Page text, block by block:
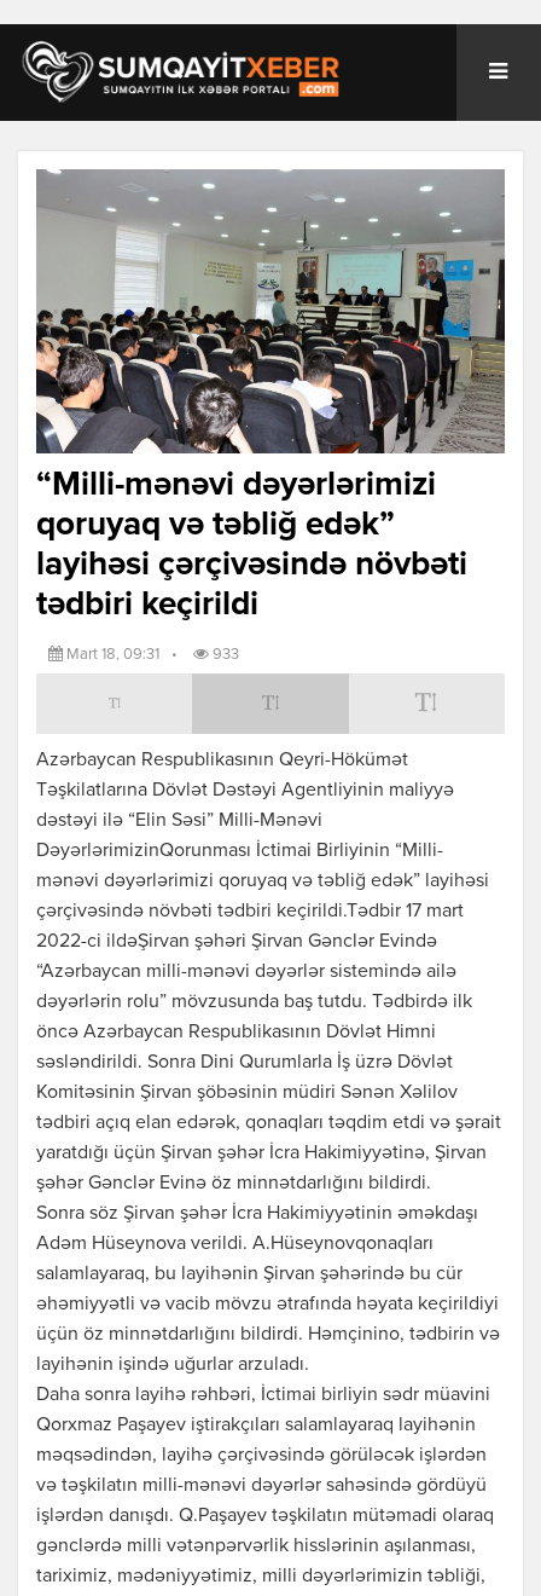
“Milli-mənəvi dəyərlərimizi
qoruyaq və təbliğ edək”
layihəsi çərçivəsində növbəti
tədbiri keçirildi
Mart 18, 09:31 • 933
Azərbaycan Respublikasının Qeyri-Hökümət
Təşkilatlarına Dövlət Dəstəyi Agentliyinin maliyyə
dəstəyi ilə “Elin Səsi” Milli-Mənəvi
DəyərlərimizinQorunması İctimai Birliyinin “Milli-
mənəvi dəyərlərimizi qoruyaq və təbliğ edək” layihəsi
çərçivəsində növbəti tədbiri keçirildi.Tədbir 17 mart
2022-ci ildəŞirvan şəhəri Şirvan Gənclər Evində
“Azərbaycan milli-mənəvi dəyərlər sistemində ailə
dəyərlərin rolu” mövzusunda baş tutdu. Tədbirdə ilk
öncə Azərbaycan Respublikasının Dövlət Himni
səsləndirildi. Sonra Dini Qurumlarla İş üzrə Dövlət
Komitəsinin Şirvan şöbəsinin müdiri Sənən Xəlilov
tədbiri açıq elan edərək, qonaqları təqdim etdi və şərait
yaratdığı üçün Şirvan şəhər İcra Hakimiyyətinə, Şirvan
şəhər Gənclər Evinə öz minnətdarlığını bildirdi.
Sonra söz Şirvan şəhər İcra Hakimiyyətinin əməkdaşı
Adəm Hüseynova verildi. A.Hüseynovqonaqları
salamlayaraq, bu layihənin Şirvan şəhərində bu cür
əhəmiyyətli və vacib mövzu ətrafında həyata keçirildiyi
üçün öz minnətdarlığını bildirdi. Həmçinino, tədbirin və
layihənin işində uğurlar arzuladı.
Daha sonra layihə rəhbəri, İctimai birliyin sədr müavini
Qorxmaz Paşayev iştirakçıları salamlayaraq layihənin
məqsədindən, layihə çərçivəsində görüləcək işlərdən
və təşkilatın milli-mənəvi dəyərlər sahəsində gördüyü
işlərdən danışdı. Q.Paşayev təşkilatın mütəmadi olaraq
gənclərdə milli vətənpərvərlik hisslərinin aşılanması,
tariximiz, mədəniyyətimiz, milli dəyərlərimizin təbliği,